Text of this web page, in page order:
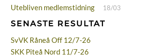
Utebliven medlemstidning 18/03
SENASTE RESULTAT
SvVK Råneå Off 12/7-26
SKK Piteå Nord 11/7-26